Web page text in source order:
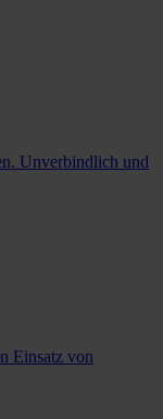
Unverbindlich und
Einsatz von